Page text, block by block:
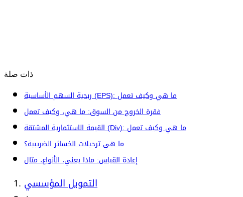
ذات صلة
ربحية السهم الأساسية (EPS): ما هي وكيف تعمل
فقرة الخروج من السوق: ما هي، وكيف تعمل
القيمة الاستثمارية المشتقة (Div): ما هي وكيف تعمل
ما هي ترحيلات الخسائر الضريبية؟
إعادة القياس: ماذا يعني، الأنواع، مثال
التمويل المؤسسي